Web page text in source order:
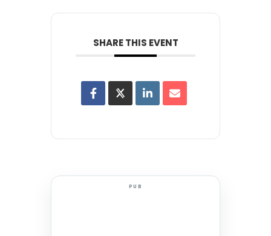
SHARE THIS EVENT
PUB